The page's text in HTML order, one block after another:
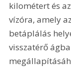
kilométert és
vízóra, amely
betáplálás
visszatérő